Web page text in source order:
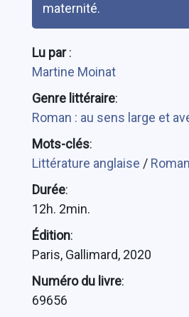
maternité.
Lu par:
Martine Moinat
Genre littéraire:
Roman : au sens large et
Mots-clés:
Littérature anglaise /
Durée:
12h. 2min.
Édition:
Paris, Gallimard, 2020
Numéro du livre:
69656